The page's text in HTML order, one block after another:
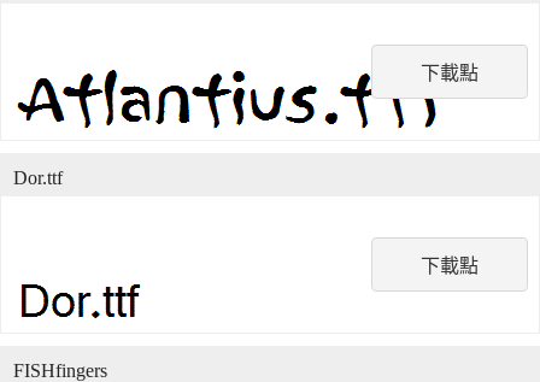
下載點
下載點
Dor.ttf
FISHfingers